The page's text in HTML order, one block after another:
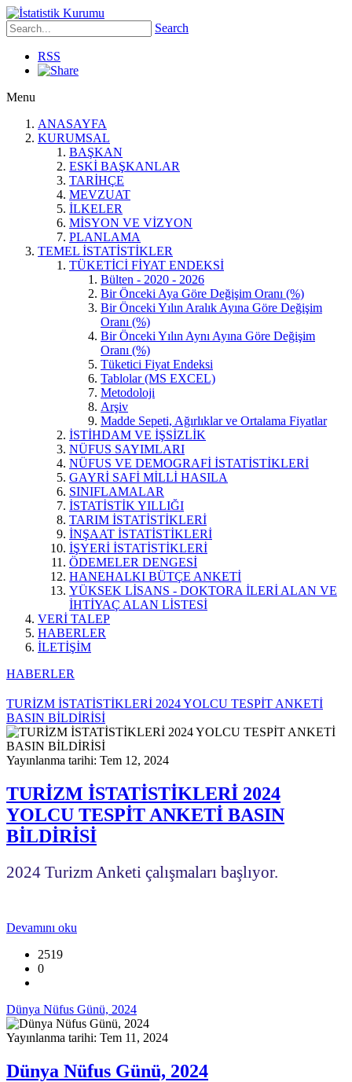
Search
RSS
Menu
ANASAYFA
KURUMSAL
BAŞKAN
ESKİ BAŞKANLAR
TARİHÇE
MEVZUAT
İLKELER
MİSYON VE VİZYON
PLANLAMA
TEMEL İSTATİSTİKLER
TÜKETİCİ FİYAT ENDEKSİ
Bülten - 2020 - 2026
Bir Önceki Aya Göre Değişim Oranı (%)
Bir Önceki Yılın Aralık Ayına Göre Değişim
Oranı (%)
Bir Önceki Yılın Aynı Ayına Göre Değişim
Oranı (%)
Tüketici Fiyat Endeksi
Tablolar (MS EXCEL)
Metodoloji
Arşiv
Madde Sepeti, Ağırlıklar ve Ortalama Fiyatlar
İSTİHDAM VE İŞSİZLİK
NÜFUS SAYIMLARI
NÜFUS VE DEMOGRAFİ İSTATİSTİKLERİ
GAYRİ SAFİ MİLLİ HASILA
SINIFLAMALAR
İSTATİSTİK YILLIĞI
TARIM İSTATİSTİKLERİ
İNŞAAT İSTATİSTİKLERİ
İŞYERİ İSTATİSTİKLERİ
ÖDEMELER DENGESİ
HANEHALKI BÜTÇE ANKETİ
YÜKSEK LİSANS - DOKTORA İLERİ ALAN VE
İHTİYAÇ ALAN LİSTESİ
VERİ TALEP
HABERLER
İLETİŞİM
HABERLER
TURİZM İSTATİSTİKLERİ 2024 YOLCU TESPİT ANKETİ
BASIN BİLDİRİSİ
Yayınlanma tarihi: Tem 12, 2024
TURİZM İSTATİSTİKLERİ 2024
YOLCU TESPİT ANKETİ BASIN
BİLDİRİSİ
2024 Turizm Anketi çalışmaları başlıyor.
Devamını oku
2519
0
Dünya Nüfus Günü, 2024
Yayınlanma tarihi: Tem 11, 2024
Dünya Nüfus Günü, 2024